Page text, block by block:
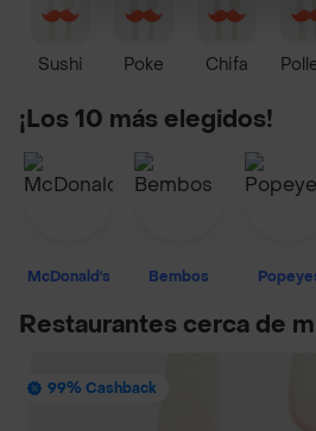
Sushi Poke Chifa
¡Los 10 más elegidos!
McDonald's Bembos
Restaurantes cerca de
99% Cashback